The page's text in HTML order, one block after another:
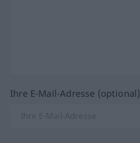
Ihre E-Mail-Adresse (optional)